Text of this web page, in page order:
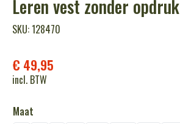
Leren vest zonder opdruk
SKU: 128470
€ 49,95
incl. BTW
Maat